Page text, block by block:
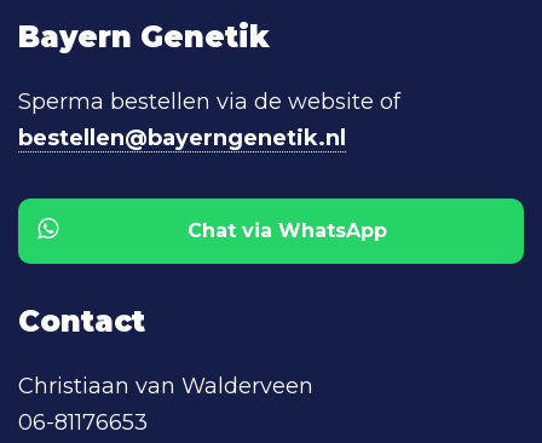
Bayern Genetik
Sperma bestellen via de website of
bestellen@bayerngenetik.nl
Chat via WhatsApp
Contact
Christiaan van Walderveen
06-81176653